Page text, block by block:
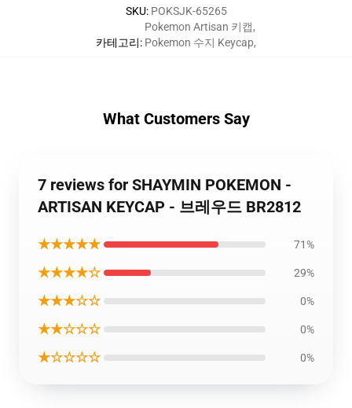
SKU: POKSJK-65265
카테고리:
Pokemon Artisan 키캡,
Pokemon 수지 Keycap,
What Customers Say
7 reviews for SHAYMIN POKEMON -
ARTISAN KEYCAP - 브레우드 BR2812
★★★★★ 71%
★★★★☆ 29%
★★★☆☆ 0%
★★☆☆☆ 0%
★☆☆☆☆ 0%